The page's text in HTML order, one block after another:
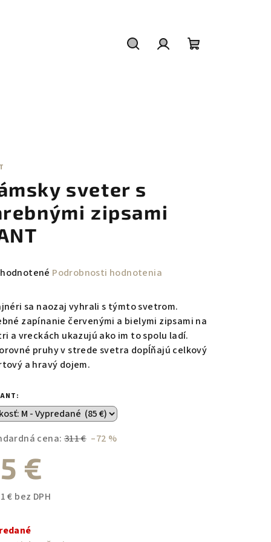
sveter s
zipsami
Podrobnosti hodnotenia
sa naozaj vyhrali s týmto svetrom.
zapínanie červenými a bielymi zipsami na
a vreckách ukazujú ako im to spolu ladí.
pruhy v strede svetra dopĺňajú celkový
a hravý dojem.
cena: 311 € –72 %
€
€ bez DPH